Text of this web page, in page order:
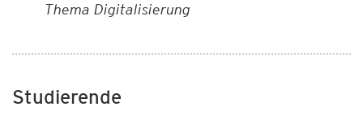
Thema Digitalisierung
Studierende